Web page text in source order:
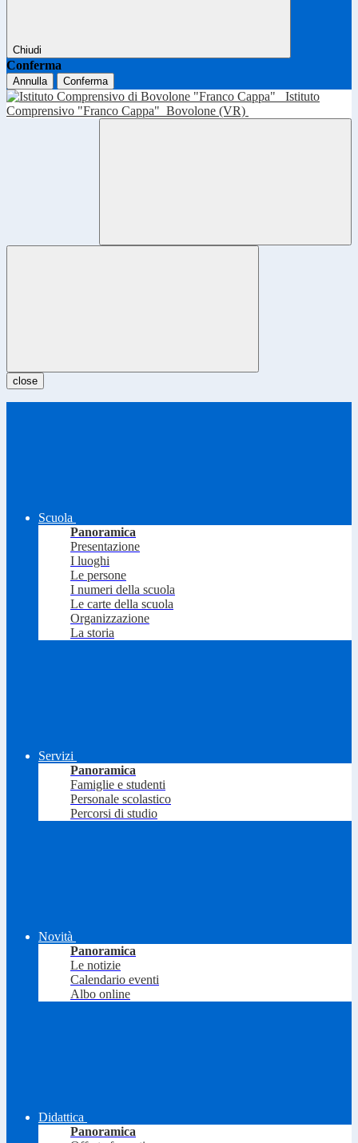
Chiudi
Conferma
Annulla Conferma
Istituto
Comprensivo "Franco Cappa" Bovolone (VR)
close
Scuola
Panoramica
Presentazione
I luoghi
Le persone
I numeri della scuola
Le carte della scuola
Organizzazione
La storia
Servizi
Panoramica
Famiglie e studenti
Personale scolastico
Percorsi di studio
Novità
Panoramica
Le notizie
Calendario eventi
Albo online
Didattica
Panoramica